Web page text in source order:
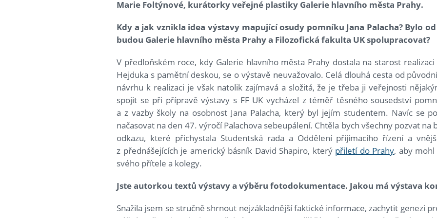
Marie Foltýnové, kurátorky veřejné plastiky Galerie hlavního města Prahy.
Kdy a jak vznikla idea výstavy mapující osudy pomníku Jana Palacha? Bylo
budou Galerie hlavního města Prahy a Filozofická fakulta UK spolupracovat?
V předloňském roce, kdy Galerie hlavního města Prahy dostala na starost
Hejduka s pamětní deskou, se o výstavě neuvažovalo. Celá dlouhá cesta od
návrhu k realizaci je však natolik zajímavá a složitá, že je třeba ji veřejnosti
spojit se při přípravě výstavy s FF UK vycházel z téměř těsného sousedství
a z vazby školy na osobnost Jana Palacha, který byl jejím studentem. Navíc se
načasovat na den 47. výročí Palachova sebeupálení. Chtěla bych všechny pozvat na
odkazu, které přichystala Studentská rada a Oddělení přijímacího řízení a
z přednášejících je americký básník David Shapiro, který přiletí do Prahy, aby
svého přítele a kolegy.
Jste autorkou textů výstavy a výběru fotodokumentace. Jakou má výstava
Snažila jsem se stručně shrnout nejzákladnější faktické informace, zachytit genezi